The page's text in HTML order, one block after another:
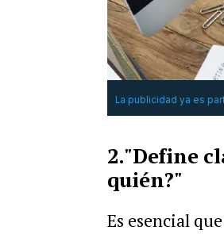
La publicidad ya es
2."Define
quién?"
Es esencial